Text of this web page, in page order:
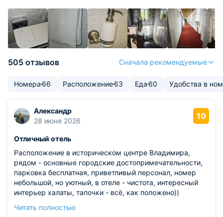
505 отзывов Сначала рекомендуемые
Номера 66 Расположение63 Еда 60 Удобства в
Александр
28 июня 2026
10
Отличный отель
Расположение в историческом центре Владимира,
рядом - основные городские достопримечательности,
парковка бесплатная, приветливый персонал, номер
небольшой, но уютный, в отеле - чистота, интересный
интерьер халаты, тапочки - всё, как положено))
Останавливались на один день во время поездки по
Читать полностью